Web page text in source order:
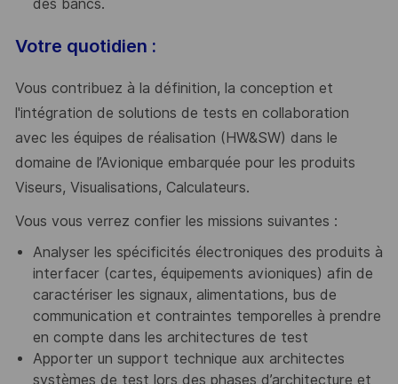
des bancs.
Votre quotidien :
Vous contribuez à la définition, la conception et
l'intégration de solutions de tests en collaboration
avec les équipes de réalisation (HW&SW) dans le
domaine de l’Avionique embarquée pour les produits
Viseurs, Visualisations, Calculateurs.
Vous vous verrez confier les missions suivantes :
Analyser les spécificités électroniques des produits à
interfacer (cartes, équipements avioniques) afin de
caractériser les signaux, alimentations, bus de
communication et contraintes temporelles à prendre
en compte dans les architectures de test
Apporter un support technique aux architectes
systèmes de test lors des phases d’architecture et